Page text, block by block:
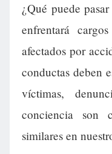
¿Qué puede
enfrentará
afectados por
conductas deben
víctimas,
conciencia son
similares en